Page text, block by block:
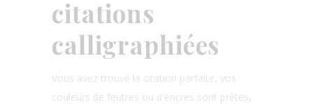
citations
calligraphiées
Vous avez trouvé la citation parfaite, vos
couleurs de feutres ou d'encres sont prêtes,